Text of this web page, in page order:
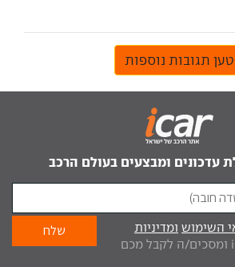
טען תגובות נוספות
עדכונים ומבצעים בעולם הרכב
השימוש ומדיניות
של iCar ומסכים/ה לקבל מכם